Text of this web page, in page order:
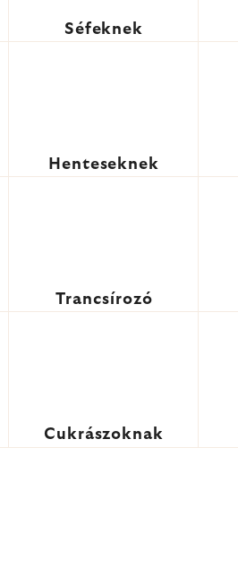
Séfeknek
Henteseknek
Trancsírozó
Cukrászoknak